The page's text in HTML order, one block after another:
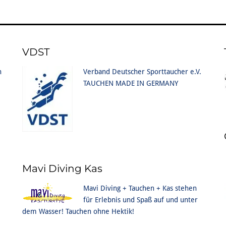
VDST
Verband Deutscher Sporttaucher e.V.
TAUCHEN MADE IN GERMANY
Mavi Diving Kas
Mavi Diving + Tauchen + Kas stehen
für Erlebnis und Spaß auf und unter
dem Wasser! Tauchen ohne Hektik!